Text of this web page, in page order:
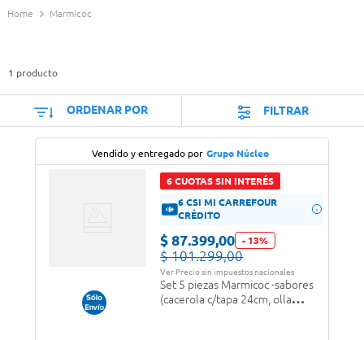
Marmicoc
1 producto
ORDENAR POR FILTRAR
Vendido y entregado por Grupo Núcleo
6 CUOTAS SIN INTERÉS
6 CSI MI CARREFOUR
CRÉDITO
$ 87.399,00 - 13%
$ 101.299,00
Ver Precio sin impuestos nacionales
Set 5 piezas Marmicoc -sabores
(cacerola c/tapa 24cm, olla
Yerba
Doves